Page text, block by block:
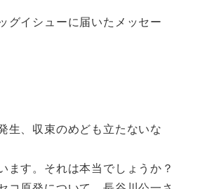
グイシューに届いたメッセー
生、収束のめども立たないな
す。それは本当でしょうか？